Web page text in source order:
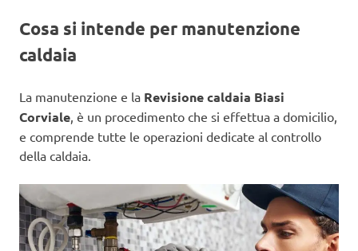
Cosa si intende per manutenzione
caldaia
La manutenzione e la Revisione caldaia Biasi
Corviale, è un procedimento che si effettua a domicilio,
e comprende tutte le operazioni dedicate al controllo
della caldaia.